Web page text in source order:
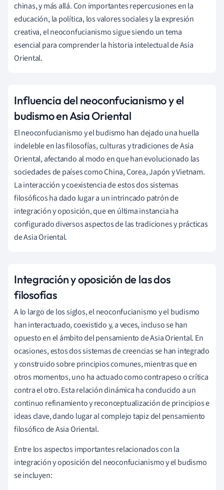
chinas, y más allá. Con importantes repercusiones en la
educación, la política, los valores sociales y la expresión
creativa, el neoconfucianismo sigue siendo un tema
esencial para comprender la historia intelectual de Asia
Oriental.
Influencia del neoconfucianismo y el
budismo en Asia Oriental
El neoconfucianismo y el budismo han dejado una huella
indeleble en las filosofías, culturas y tradiciones de Asia
Oriental, afectando al modo en que han evolucionado las
sociedades de países como China, Corea, Japón y Vietnam.
La interacción y coexistencia de estos dos sistemas
filosóficos ha dado lugar a un intrincado patrón de
integración y oposición, que en última instancia ha
configurado diversos aspectos de las tradiciones y prácticas
de Asia Oriental.
Integración y oposición de las dos
filosofías
A lo largo de los siglos, el neoconfucianismo y el budismo
han interactuado, coexistido y, a veces, incluso se han
opuesto en el ámbito del pensamiento de Asia Oriental. En
ocasiones, estos dos sistemas de creencias se han integrado
y construido sobre principios comunes, mientras que en
otros momentos, uno ha actuado como contrapeso o crítica
contra el otro. Esta relación dinámica ha conducido a un
continuo refinamiento y reconceptualización de principios e
ideas clave, dando lugar al complejo tapiz del pensamiento
filosófico de Asia Oriental.
Entre los aspectos importantes relacionados con la
integración y oposición del neoconfucianismo y el budismo
se incluyen: